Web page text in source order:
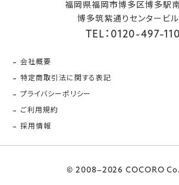
福岡県福岡市博多区博多駅
博多筑紫通りセンタービル
TEL：0120-497-110
会社概要
特定商取引法に関する表記
プライバシーポリシー
ご利用規約
採用情報
© 2008–2026 COCORO